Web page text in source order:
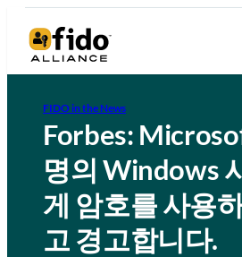
FIDO in the News
Forbes:
명의 Windows
게 암호를 사용
고 경고합니다.